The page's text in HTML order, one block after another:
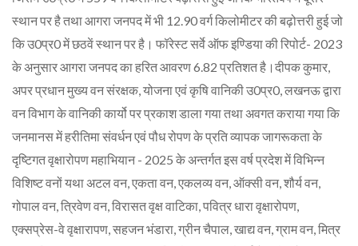
स्थान पर है तथा आगरा जनपद में भी 12.90 वर्ग किलोमीटर की बढ़ोत्तरी हुई जो
कि उ0प्र0 में छठवें स्थान पर है। फॉरेस्ट सर्वे ऑफ इण्डिया की रिपोर्ट- 2023
के अनुसार आगरा जनपद का हरित आवरण 6.82 प्रतिशत है।दीपक कुमार,
अपर प्रधान मुख्य वन संरक्षक, योजना एवं कृषि वानिकी उ0प्र0, लखनऊ द्वारा
वन विभाग के वानिकी कार्यो पर प्रकाश डाला गया तथा अवगत कराया गया कि
जनमानस में हरीतिमा संवर्धन एवं पौध रोपण के प्रति व्यापक जागरूकता के
दृष्टिगत वृक्षारोपण महाभियान - 2025 के अन्तर्गत इस वर्ष प्रदेश में विभिन्न
विशिष्ट वनों यथा अटल वन, एकता वन, एकलव्य वन, ऑक्सी वन, शौर्य वन,
गोपाल वन, त्रिवेण वन, विरासत वृक्ष वाटिका, पवित्र धारा वृक्षारोपण,
एक्सप्रेस-वे वृक्षारापण, सहजन भंडारा, ग्रीन चैपाल, खाद्य वन, ग्राम वन, मित्र